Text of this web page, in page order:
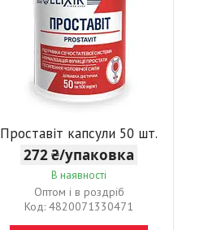
Проставіт капсули 50 шт.
272 ₴/упаковка
В наявності
Оптом і в роздріб
4820071330471